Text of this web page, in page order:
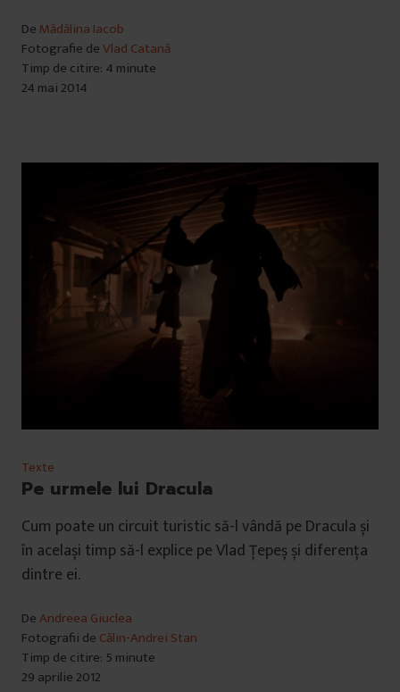
De Mădălina Iacob
Fotografie deVlad Catană
Timp de citire: 4 minute
24 mai 2014
Texte
Pe urmele lui Dracula
Cum poate un circuit turistic să-l vândă pe Dracula și
în același timp să-l explice pe Vlad Ţepeș și diferența
dintre ei.
DeAndreea Giuclea
Fotografii de Călin-Andrei Stan
Timp de citire: 5 minute
29 aprilie 2012